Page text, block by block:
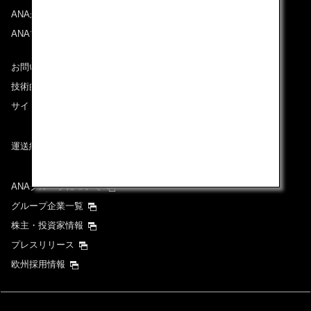
ANAがお約束する体験
ANAマイレージクラブ
お問い合わせ
技術的なお問い合わせ（推奨環境）
サイトマップ
運送約款
ANAグループについて
グループ企業一覧
株主・投資家情報
プレスリリース
欧州採用情報